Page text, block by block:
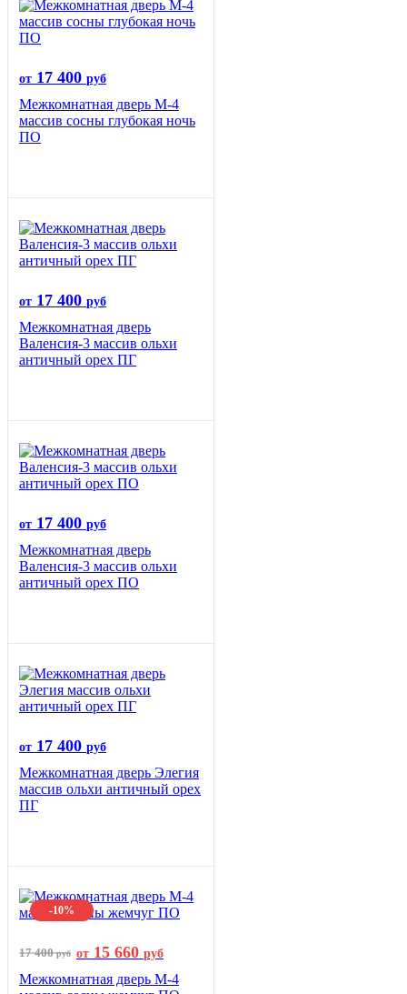
от 17 400 руб
Межкомнатная дверь М-4
массив сосны глубокая ночь
ПО
от 17 400 руб
Межкомнатная дверь
Валенсия-3 массив ольхи
античный орех ПГ
от 17 400 руб
Межкомнатная дверь
Валенсия-3 массив ольхи
античный орех ПО
от 17 400 руб
Межкомнатная дверь Элегия
массив ольхи античный орех
ПГ
-10%
17 400руб от 15 660 руб
Межкомнатная дверь М-4